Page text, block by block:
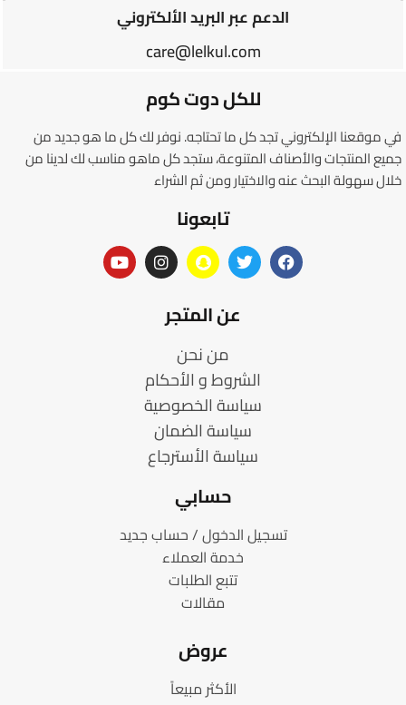
الدعم عبر البريد الألكتروني
care@lelkul.com
للكل دوت كوم
في موقعنا الإلكتروني تجد كل ما تحتاجه. نوفر لك كل ما هو جديد من
جميع المنتجات والأصناف المتنوعة، ستجد كل ماهو مناسب لك لدينا من
خلال سهولة البحث عنه والاختيار ومن ثم الشراء
تابعونا
عن المتجر
من نحن
الشروط و الأحكام
سياسة الخصوصية
سياسة الضمان
سياسة الأسترجاع
حسابي
تسجيل الدخول / حساب جديد
خدمة العملاء
تتبع الطلبات
مقالات
عروض
الأكثر مبيعاً